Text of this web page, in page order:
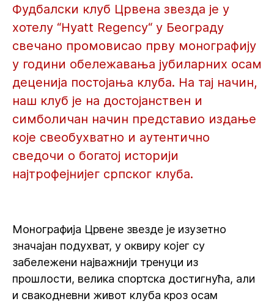
Фудбалски клуб Црвена звезда је у
хотелу “Hyatt Regency“ у Београду
свечано промовисао прву монографију
у години обележавања јубиларних осам
деценија постојања клуба. На тај начин,
наш клуб је на достојанствен и
симболичан начин представио издање
које свеобухватно и аутентично
сведочи о богатој историји
најтрофејнијег српског клуба.
Монографија Црвене звезде је изузетно
значајан подухват, у оквиру којег су
забележени најважнији тренуци из
прошлости, велика спортска достигнућа, али
и свакодневни живот клуба кроз осам